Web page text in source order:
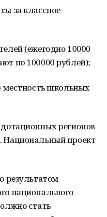
за классное
(ежегодно 10000
по 100000 рублей);
местность школьных
регионов
проект
результатом
национального
стать